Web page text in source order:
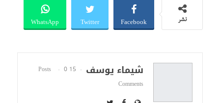
نشر Facebook
Twitter
WhatsApp
شيماء يوسف 15 Posts
0
Comments